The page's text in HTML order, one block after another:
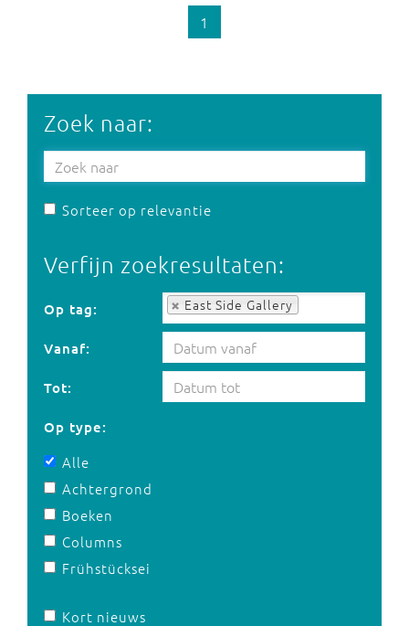
1
Zoek naar:
Sorteer op relevantie
Verfijn zoekresultaten:
Op tag: East Side Gallery
Op tag:
Vanaf:
Tot:
Op type:
Alle
Achtergrond
Boeken
Columns
Frühstücksei
Kort nieuws